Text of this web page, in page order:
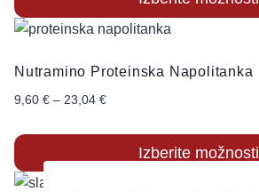
Nutramino Proteinska Napolitanka
9,60 € – 23,04 €
Izberite možnosti